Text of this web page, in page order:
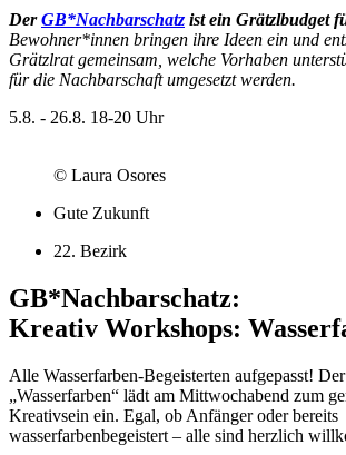
DerGB*Nachbarschatz ist ein Grätzlbudget
Bewohner*innen bringen ihre Ideen ein und
Grätzlrat gemeinsam, welche Vorhaben
für die Nachbarschaft umgesetzt werden.
5.8. - 26.8. 18-20 Uhr
© Laura Osores
Gute Zukunft
22. Bezirk
GB*Nachbarschatz:
Kreativ Workshops:
Alle Wasserfarben-Begeisterten aufgepasst!
„Wasserfarben“ lädt am Mittwochabend zum
Kreativsein ein. Egal, ob Anfänger oder bereits
wasserfarbenbegeistert – alle sind herzlich